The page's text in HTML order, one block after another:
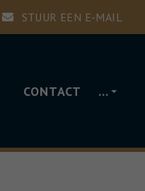
STUUR EEN E-MAIL
CONTACT …